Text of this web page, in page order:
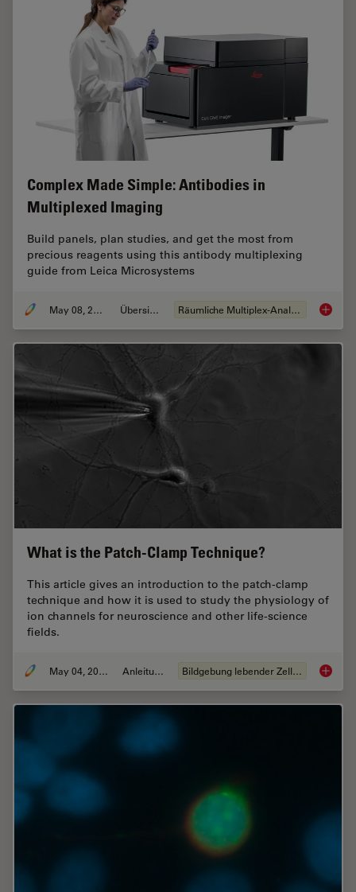
Complex Made Simple: Antibodies in
Multiplexed Imaging
Build panels, plan studies, and get the most from
precious reagents using this antibody multiplexing
guide from Leica Microsystems
May 08, 2023 Übersicht Räumliche Multiplex-Analyse
What is the Patch-Clamp Technique?
This article gives an introduction to the patch-clamp
technique and how it is used to study the physiology of
ion channels for neuroscience and other life-science
fields.
May 04, 2023 Anleitung Bildgebung lebender Zellen What is